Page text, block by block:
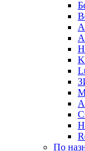
По